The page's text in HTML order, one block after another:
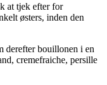
at tjek efter for
østers, inden den
derefter bouillonen i en
cremefraiche, persille